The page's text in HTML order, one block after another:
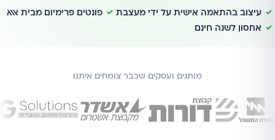
עיצוב בהתאמה אישית על ידי מעצבת
פונטים פרימיום מבית אאא
אחסון לשנה חינם
מותגים ועסקים שכבר צומחים איתנו